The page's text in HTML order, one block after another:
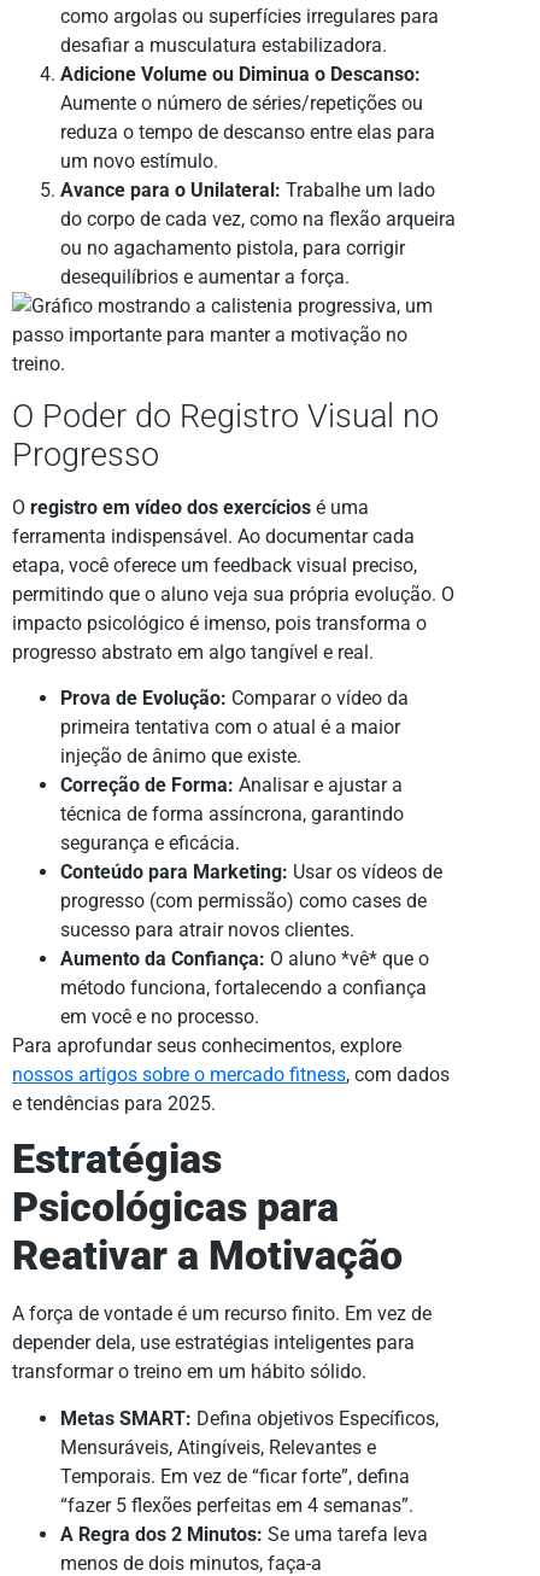
como argolas ou superfícies irregulares para
desafiar a musculatura estabilizadora.
Adicione Volume ou Diminua o Descanso:
Aumente o número de séries/repetições ou
reduza o tempo de descanso entre elas para
um novo estímulo.
Avance para o Unilateral: Trabalhe um lado
do corpo de cada vez, como na flexão arqueira
ou no agachamento pistola, para corrigir
desequilíbrios e aumentar a força.
O Poder do Registro Visual no
Progresso
O registro em vídeo dos exercícios é uma
ferramenta indispensável. Ao documentar cada
etapa, você oferece um feedback visual preciso,
permitindo que o aluno veja sua própria evolução. O
impacto psicológico é imenso, pois transforma o
progresso abstrato em algo tangível e real.
Prova de Evolução: Comparar o vídeo da
primeira tentativa com o atual é a maior
injeção de ânimo que existe.
Correção de Forma: Analisar e ajustar a
técnica de forma assíncrona, garantindo
segurança e eficácia.
Conteúdo para Marketing: Usar os vídeos de
progresso (com permissão) como cases de
sucesso para atrair novos clientes.
Aumento da Confiança: O aluno *vê* que o
método funciona, fortalecendo a confiança
em você e no processo.
Para aprofundar seus conhecimentos, explore
nossos artigos sobre o mercado fitness, com dados
e tendências para 2025.
Estratégias
Psicológicas para
Reativar a Motivação
A força de vontade é um recurso finito. Em vez de
depender dela, use estratégias inteligentes para
transformar o treino em um hábito sólido.
Metas SMART: Defina objetivos Específicos,
Mensuráveis, Atingíveis, Relevantes e
Temporais. Em vez de “ficar forte”, defina
“fazer 5 flexões perfeitas em 4 semanas”.
A Regra dos 2 Minutos: Se uma tarefa leva
menos de dois minutos, faça-a